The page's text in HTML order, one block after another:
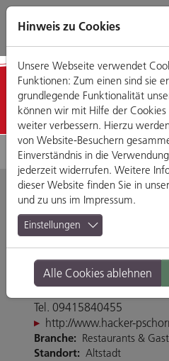
Direkt
zum
Zum
Hauptmenü
Zum
Footermenü
Zur
Website-
Hacker
Wirtshaus
Neupfarrplatz 15, 93047
Tel. 09415840455
http://www.hacker-
Branche: Restaurants &
Standort: Altstadt
Hinweis zu Cookies
Unsere Webseite verwendet
Funktionen: Zum einen sind sie
grundlegende Funktionalität
können wir mit Hilfe der
weiter verbessern. Hierzu
von Website-Besuchern
Einverständnis in die
jederzeit widerrufen. Weitere
dieser Website finden Sie in
und zu uns im Impressum.
Einstellungen
Alle Cookies ablehnen